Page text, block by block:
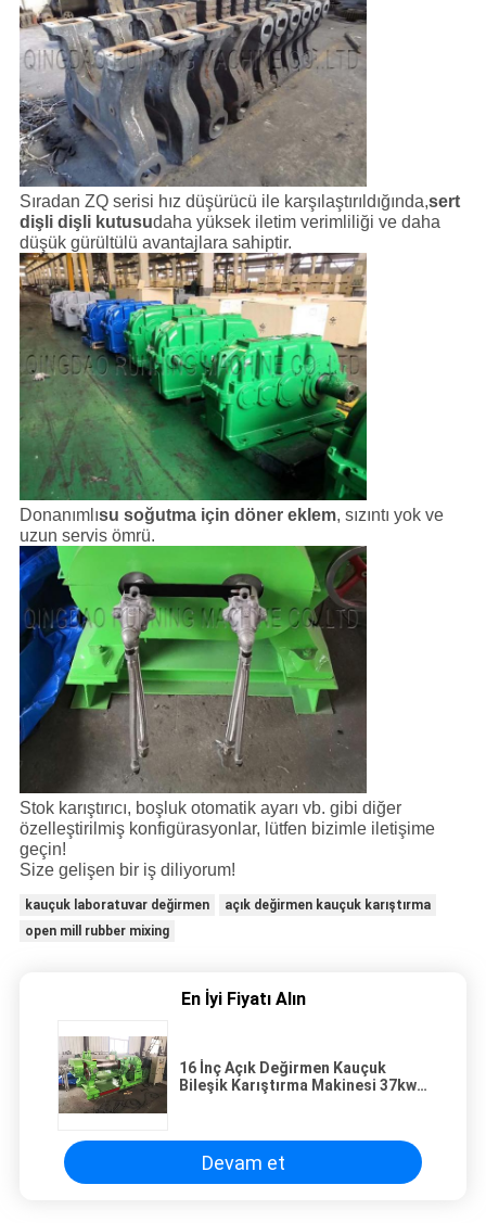
Sıradan ZQ serisi hız düşürücü ile karşılaştırıldığında,sert
dişli dişli kutusudaha yüksek iletim verimliliği ve daha
düşük gürültülü avantajlara sahiptir.
Donanımlısu soğutma için döner eklem, sızıntı yok ve
uzun servis ömrü.
Stok karıştırıcı, boşluk otomatik ayarı vb. gibi diğer
özelleştirilmiş konfigürasyonlar, lütfen bizimle iletişime
geçin!
Size gelişen bir iş diliyorum!
kauçuk laboratuvar değirmen
açık değirmen kauçuk karıştırma
open mill rubber mixing
En İyi Fiyatı Alın
16 İnç Açık Değirmen Kauçuk
Bileşik Karıştırma Makinesi 37kw
Devam et